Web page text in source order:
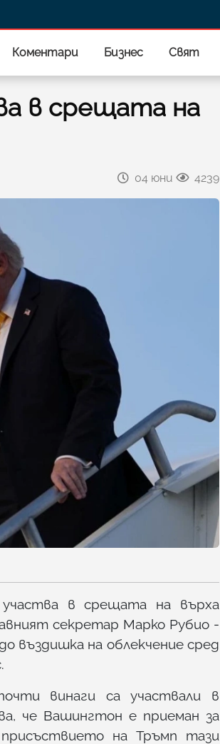
Коментари Бизнес Свят
в срещата на
04 юни 4239
в срещата на върха
секретар Марко Рубио -
въздишка на облекчение сред
винаги са участвали в
че Вашингтон е приеман за
присъствието на Тръмп тази